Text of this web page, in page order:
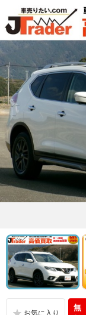
無